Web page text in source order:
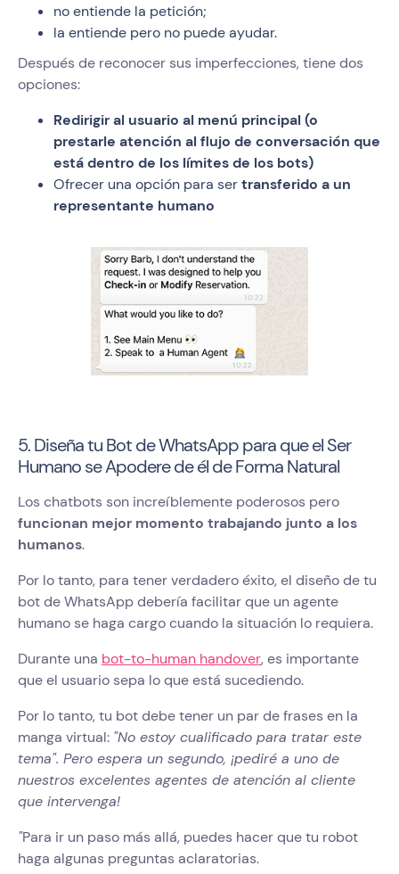
no entiende la petición;
la entiende pero no puede ayudar.
Después de reconocer sus imperfecciones, tiene dos
opciones:
Redirigir al usuario al menú principal (o
prestarle atención al flujo de conversación que
está dentro de los límites de los bots)
Ofrecer una opción para sertransferido a un
representante humano
5. Diseña tu Bot de WhatsApp para que el Ser
Humano se Apodere de él de Forma Natural
Los chatbots son increíblemente poderosos pero
funcionan mejor momento trabajando junto a los
humanos.
Por lo tanto, para tener verdadero éxito, el diseño de tu
bot de WhatsApp debería facilitar que un agente
humano se haga cargo cuando la situación lo requiera.
Durante una bot-to-human handover, es importante
que el usuario sepa lo que está sucediendo.
Por lo tanto, tu bot debe tener un par de frases en la
manga virtual: "No estoy cualificado para tratar este
tema". Pero espera un segundo, ¡pediré a uno de
nuestros excelentes agentes de atención al cliente
que intervenga!
"Para ir un paso más allá, puedes hacer que tu robot
haga algunas preguntas aclaratorias.